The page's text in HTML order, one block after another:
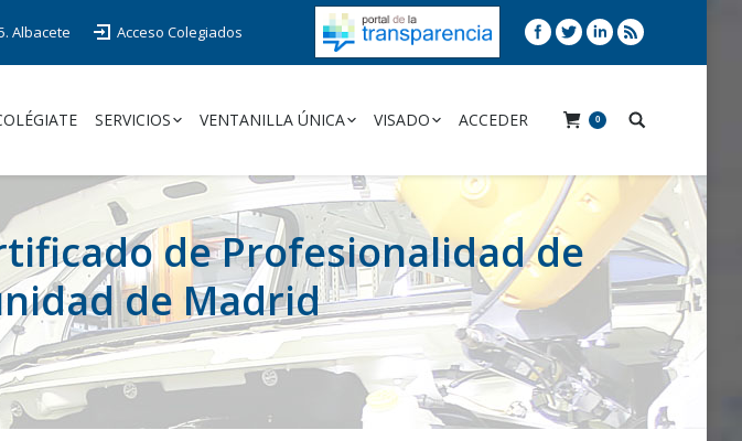
Albacete Acceso Colegiados
SERVICIOS VENTANILLA ÚNICA VISADO ACCEDER 0
de Profesionalidad de
de Madrid